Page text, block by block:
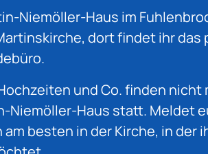
Niemöller-Haus im
dort findet ihr das
und Co. finden nicht
Niemöller-Haus statt. Meldet
am besten in der Kirche, in der